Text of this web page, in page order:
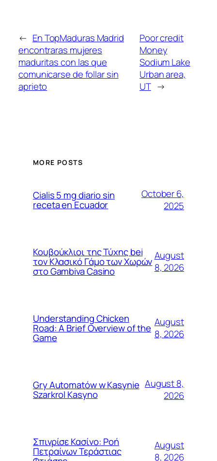
← En TopMaduras Madrid
encontraras mujeres
maduritas con las que
comunicarse de follar sin
aprieto
Poor credit
Money
Sodium Lake
Urban area,
UT →
MORE POSTS
Cialis 5 mg diario sin
receta en Ecuador
October 6,
2025
Κουβούκλιοι της Τύχης bei
τον Κλασικό Γάμο των Χωρών
στο Gambiva Casino
August
8, 2026
Understanding Chicken
Road: A Brief Overview of the
Game
August
8, 2026
Gry Automatów w Kasynie
Szarkrol Kasyno
August 8,
2026
Σπινρίσε Κασίνο: Ροή
Πετραίνων Τεράστιας
August
8, 2026